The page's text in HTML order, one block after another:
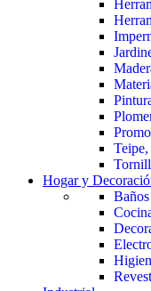
Hogar y
Baños